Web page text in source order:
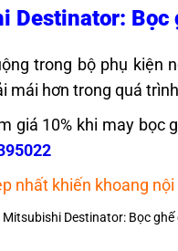
Destinator: Bọc
trong bộ phụ kiện
mái hơn trong quá
giá 10% khi may
nhất khiến khoang nội